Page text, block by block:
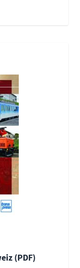
(PDF)